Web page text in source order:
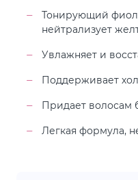
Тонирующий
нейтрализует
Увлажняет и
Поддерживает
Придает волосам
Легкая формула,